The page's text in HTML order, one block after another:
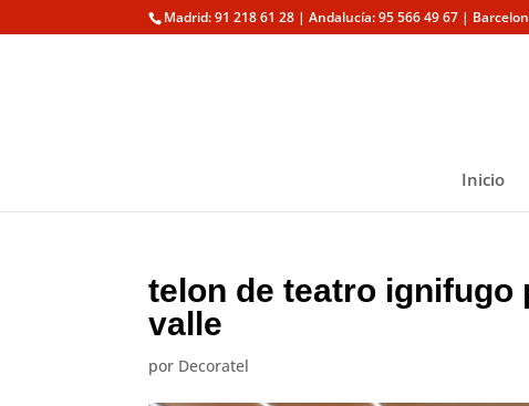
Madrid: 91 218 61 28 | Andalucía: 95 566 49 67 |
Inicio
telon de teatro ignifugo
valle
por Decoratel